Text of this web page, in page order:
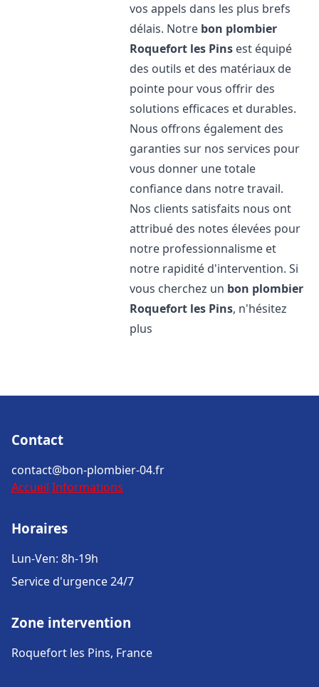
vos appels dans les plus brefs
délais. Notre bon plombier
Roquefort les Pins est équipé
des outils et des matériaux de
pointe pour vous offrir des
solutions efficaces et durables.
Nous offrons également des
garanties sur nos services pour
vous donner une totale
confiance dans notre travail.
Nos clients satisfaits nous ont
attribué des notes élevées pour
notre professionnalisme et
notre rapidité d'intervention. Si
vous cherchez un bon plombier
Roquefort les Pins, n'hésitez
plus
Contact
contact@bon-plombier-04.fr
Accueil Informations
Horaires
Lun-Ven: 8h-19h
Service d'urgence 24/7
Zone intervention
Roquefort les Pins, France